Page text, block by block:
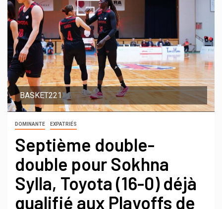
BASKET221
DOMINANTE EXPATRIÉS
Septième double-
double pour Sokhna
Sylla, Toyota (16-0) déjà
qualifié aux Playoffs de